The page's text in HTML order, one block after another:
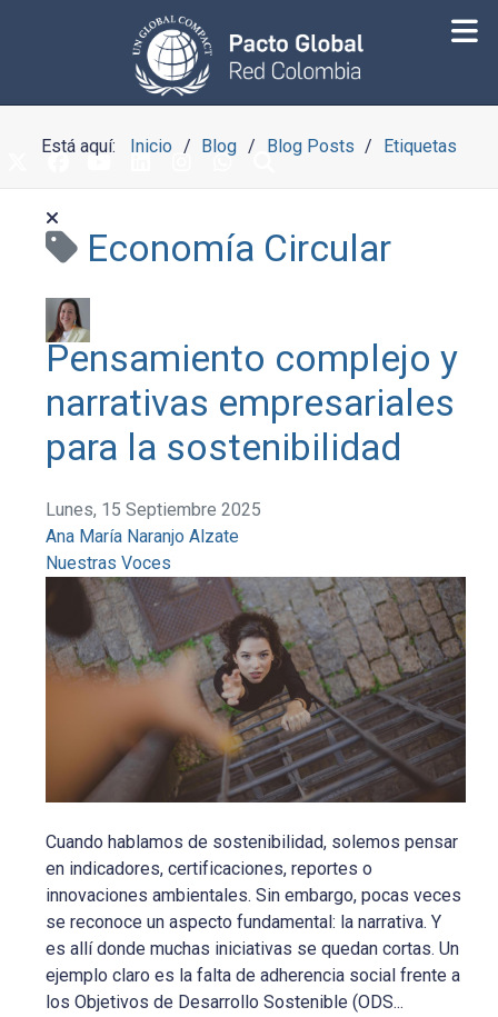
Está aquí: Inicio Blog Blog Posts Etiquetas
Economía Circular
Pensamiento complejo y
narrativas empresariales
para la sostenibilidad
Lunes, 15 Septiembre 2025
Ana María Naranjo Alzate
Nuestras Voces
Cuando hablamos de sostenibilidad, solemos pensar
en indicadores, certificaciones, reportes o
innovaciones ambientales. Sin embargo, pocas veces
se reconoce un aspecto fundamental: la narrativa. Y
es allí donde muchas iniciativas se quedan cortas. Un
ejemplo claro es la falta de adherencia social frente a
los Objetivos de Desarrollo Sostenible (ODS...